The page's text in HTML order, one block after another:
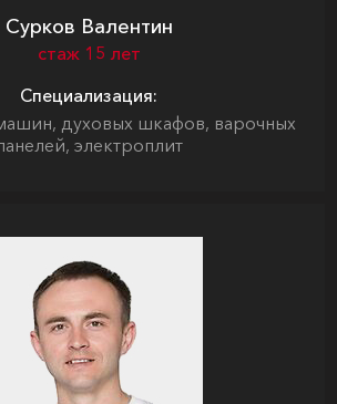
Сурков Валентин
стаж 15 лет
Специализация:
духовых шкафов, варочных
электроплит